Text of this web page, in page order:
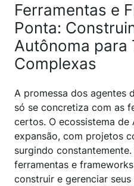
Ferramentas e
Ponta:
Autônoma para
Complexas
A promessa dos agentes
só se concretiza com as
certos. O ecossistema de
expansão, com projetos
surgindo
ferramentas e
construir e gerenciar